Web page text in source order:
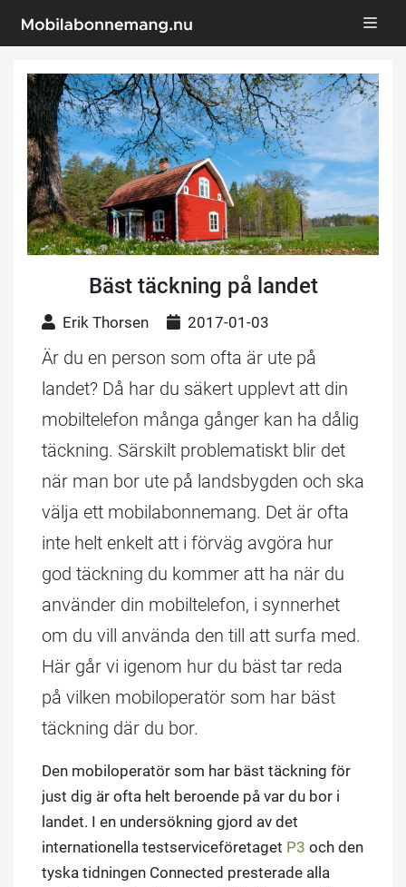
Bäst täckning på landet
Erik Thorsen 2017-01-03
Är du en person som ofta är ute på
landet? Då har du säkert upplevt att din
mobiltelefon många gånger kan ha dålig
täckning. Särskilt problematiskt blir det
när man bor ute på landsbygden och ska
välja ett mobilabonnemang. Det är ofta
inte helt enkelt att i förväg avgöra hur
god täckning du kommer att ha när du
använder din mobiltelefon, i synnerhet
om du vill använda den till att surfa med.
Här går vi igenom hur du bäst tar reda
på vilken mobiloperatör som har bäst
täckning där du bor.
Den mobiloperatör som har bäst täckning för
just dig är ofta helt beroende på var du bor i
landet. I en undersökning gjord av det
internationella testserviceföretaget P3 och den
tyska tidningen Connected presterade alla